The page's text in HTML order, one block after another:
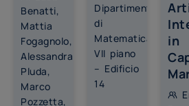
Benatti,
Mattia
Fogagnolo,
Alessandra
Pluda,
Marco
Pozzetta,
Dipartimento
di
Matematica,
VII piano
– Edificio
14
in